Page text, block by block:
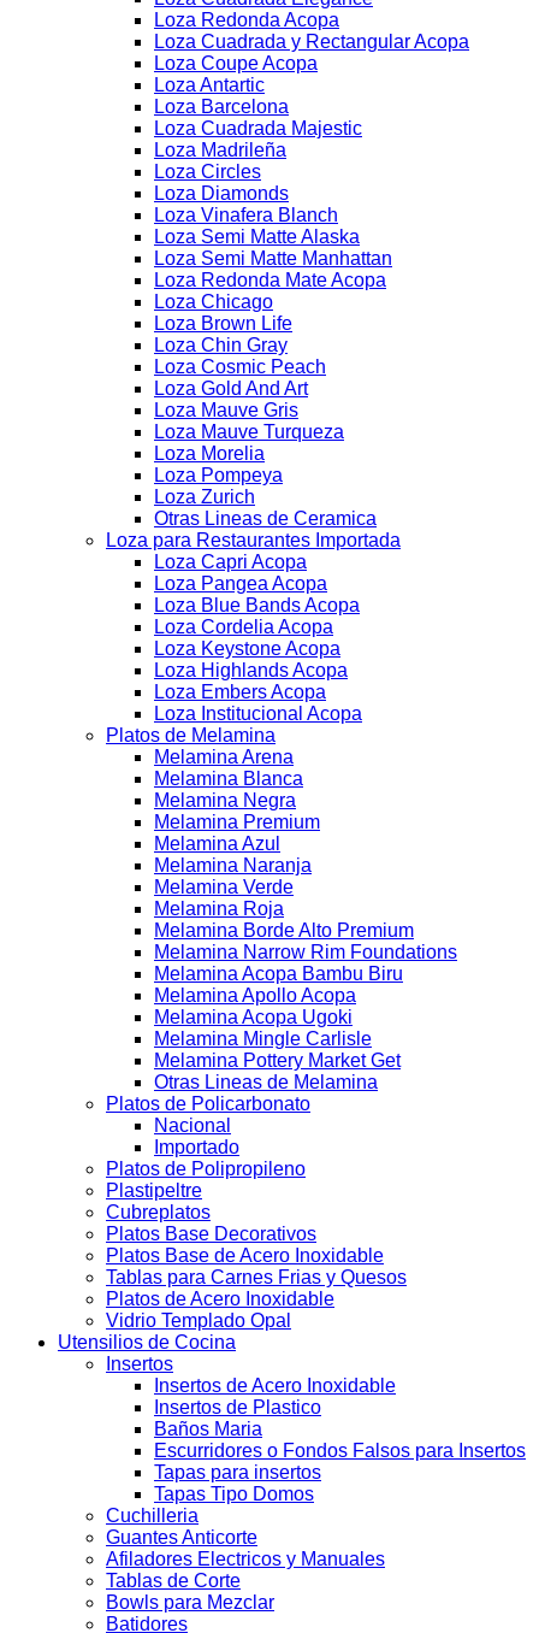
Loza Redonda Acopa
Loza Cuadrada y Rectangular Acopa
Loza Coupe Acopa
Loza Antartic
Loza Barcelona
Loza Cuadrada Majestic
Loza Madrileña
Loza Circles
Loza Diamonds
Loza Vinafera Blanch
Loza Semi Matte Alaska
Loza Semi Matte Manhattan
Loza Redonda Mate Acopa
Loza Chicago
Loza Brown Life
Loza Chin Gray
Loza Cosmic Peach
Loza Gold And Art
Loza Mauve Gris
Loza Mauve Turqueza
Loza Morelia
Loza Pompeya
Loza Zurich
Otras Lineas de Ceramica
Loza para Restaurantes Importada
Loza Capri Acopa
Loza Pangea Acopa
Loza Blue Bands Acopa
Loza Cordelia Acopa
Loza Keystone Acopa
Loza Highlands Acopa
Loza Embers Acopa
Loza Institucional Acopa
Platos de Melamina
Melamina Arena
Melamina Blanca
Melamina Negra
Melamina Premium
Melamina Azul
Melamina Naranja
Melamina Verde
Melamina Roja
Melamina Borde Alto Premium
Melamina Narrow Rim Foundations
Melamina Acopa Bambu Biru
Melamina Apollo Acopa
Melamina Acopa Ugoki
Melamina Mingle Carlisle
Melamina Pottery Market Get
Otras Lineas de Melamina
Platos de Policarbonato
Nacional
Importado
Platos de Polipropileno
Plastipeltre
Cubreplatos
Platos Base Decorativos
Platos Base de Acero Inoxidable
Tablas para Carnes Frias y Quesos
Platos de Acero Inoxidable
Vidrio Templado Opal
Utensilios de Cocina
Insertos
Insertos de Acero Inoxidable
Insertos de Plastico
Baños Maria
Escurridores o Fondos Falsos para Insertos
Tapas para insertos
Tapas Tipo Domos
Cuchilleria
Guantes Anticorte
Afiladores Electricos y Manuales
Tablas de Corte
Bowls para Mezclar
Batidores